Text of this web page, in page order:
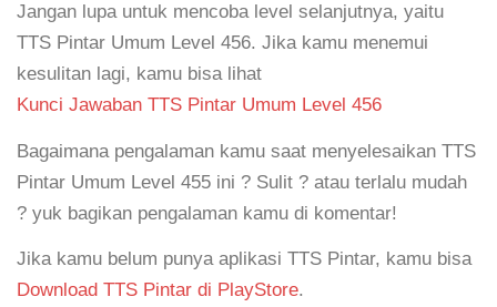
Jangan lupa untuk mencoba level selanjutnya, yaitu
TTS Pintar Umum Level 456. Jika kamu menemui
kesulitan lagi, kamu bisa lihat
Kunci Jawaban TTS Pintar Umum Level 456
Bagaimana pengalaman kamu saat menyelesaikan TTS
Pintar Umum Level 455 ini ? Sulit ? atau terlalu mudah
? yuk bagikan pengalaman kamu di komentar!
Jika kamu belum punya aplikasi TTS Pintar, kamu bisa
Download TTS Pintar di PlayStore.